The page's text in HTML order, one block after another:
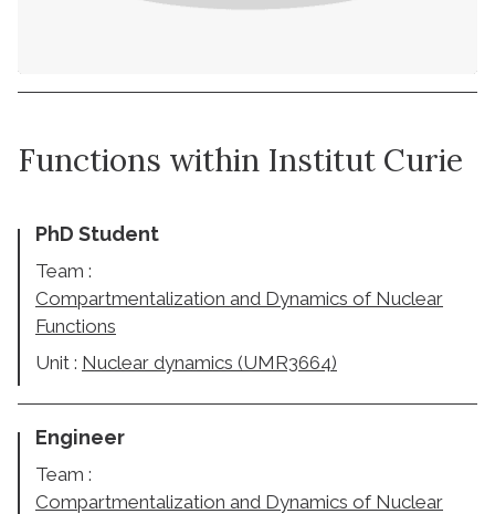
Functions within Institut Curie
PhD Student
Team :
Compartmentalization and Dynamics of Nuclear
Functions
Unit : Nuclear dynamics (UMR3664)
Engineer
Team :
Compartmentalization and Dynamics of Nuclear